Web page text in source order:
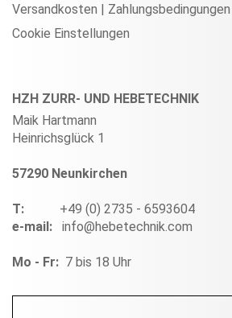
Versandkosten | Zahlungsbedingungen
Cookie Einstellungen
HZH ZURR- UND HEBETECHNIK
Maik Hartmann
Heinrichsglück 1
57290 Neunkirchen
T: +49 (0) 2735 - 6593604
e-mail: info@hebetechnik.com
Mo - Fr: 7 bis 18 Uhr